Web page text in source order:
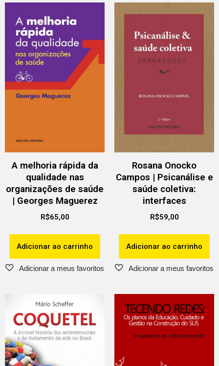
A melhoria rápida da
qualidade nas
organizações de saúde
| Georges Maguerez
R$65,00
Adicionar ao carrinho
Rosana Onocko
Campos | Psicanálise e
saúde coletiva:
interfaces
R$59,00
Adicionar ao carrinho